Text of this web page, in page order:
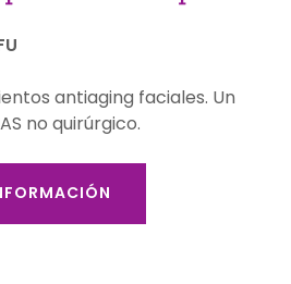
antiaging faciales. Un
no quirúrgico.